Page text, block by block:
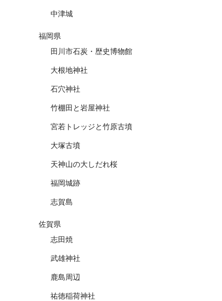
中津城
福岡県
田川市石炭・歴史博物館
大根地神社
石穴神社
竹棚田と岩屋神社
宮若トレッジと竹原古墳
大塚古墳
天神山の大しだれ桜
福岡城跡
志賀島
佐賀県
志田焼
武雄神社
鹿島周辺
祐徳稲荷神社